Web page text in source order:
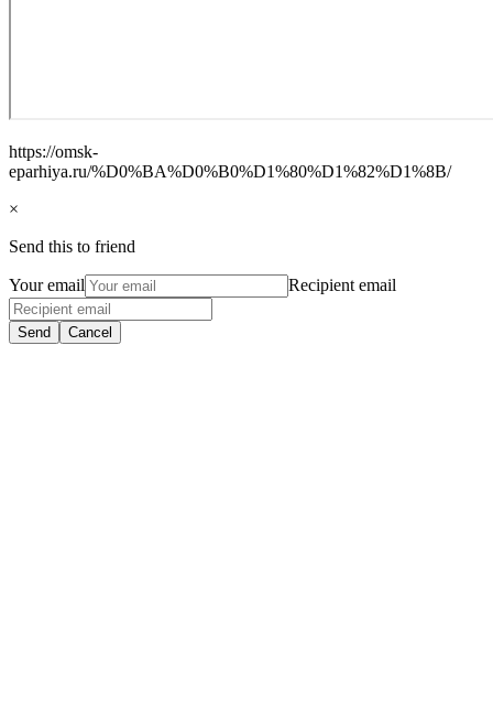
https://omsk-
eparhiya.ru/%D0%BA%D0%B0%D1%80%D1%82%D1%8B/
×
Send this to friend
Your email Recipient email
Send Cancel